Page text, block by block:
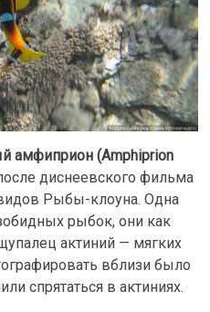
амфиприон (Amphiprion
диснеевского фильма
Рыбы-клоуна. Одна
рыбок, они как
актиний — мягких
вблизи было
спрятаться в актиниях.